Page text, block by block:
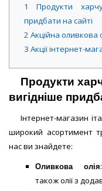
1
Продукти
придбати на сайті
2 Акційна оливкова
3 Акції інтернет-
Продукти
вигідніше
Інтернет-магазин
широкий асортимент
нас ви знайдете:
Оливкова
олія
також олії з